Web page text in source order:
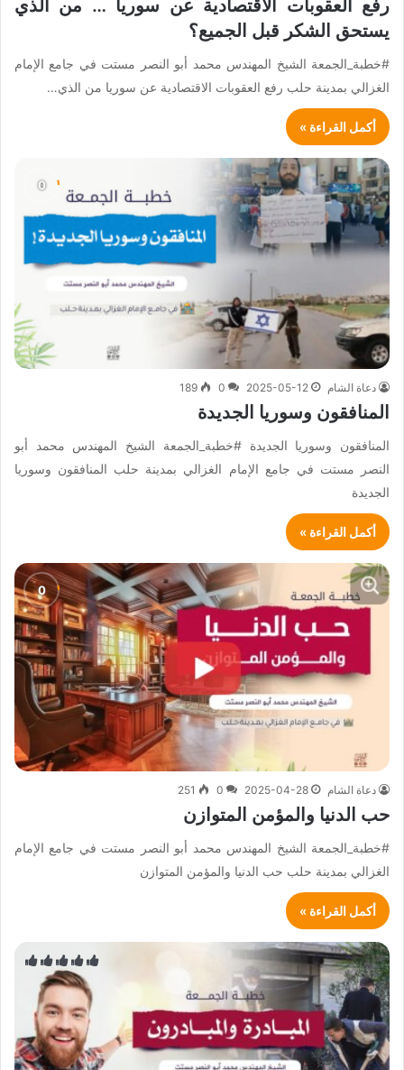
رفع العقوبات الاقتصادية عن سوريا … من الذي
يستحق الشكر قبل الجميع؟
#خطبة_الجمعة الشيخ المهندس محمد أبو النصر مستت في جامع الإمام
الغزالي بمدينة حلب رفع العقوبات الاقتصادية عن سوريا من الذي…
أكمل القراءة »
دعاة الشام 2025-05-12
0
189
المنافقون وسوريا الجديدة
المنافقون وسوريا الجديدة #خطبة_الجمعة الشيخ المهندس محمد أبو
النصر مستت في جامع الإمام الغزالي بمدينة حلب المنافقون وسوريا
الجديدة
أكمل القراءة »
دعاة الشام 2025-04-28
0
251
حب الدنيا والمؤمن المتوازن
#خطبة_الجمعة الشيخ المهندس محمد أبو النصر مستت في جامع الإمام
الغزالي بمدينة حلب حب الدنيا والمؤمن المتوازن
أكمل القراءة »